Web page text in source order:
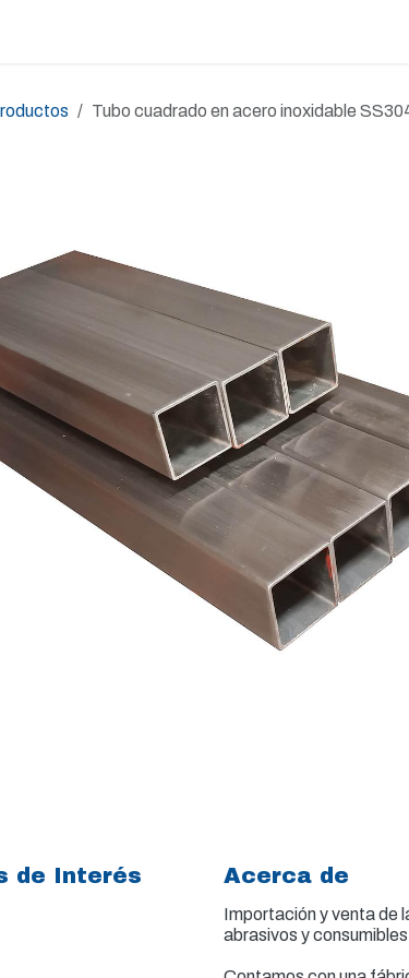
Tubo cuadrado en acero inoxidable
de Interés Acerca de
Importación y venta de
abrasivos y